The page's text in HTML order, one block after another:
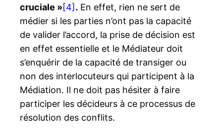
cruciale »[4]. En effet, rien ne sert de
médier si les parties n’ont pas la capacité
de valider l’accord, la prise de décision est
en effet essentielle et le Médiateur doit
s’enquérir de la capacité de transiger ou
non des interlocuteurs qui participent à la
Médiation. Il ne doit pas hésiter à faire
participer les décideurs à ce processus de
résolution des conflits.